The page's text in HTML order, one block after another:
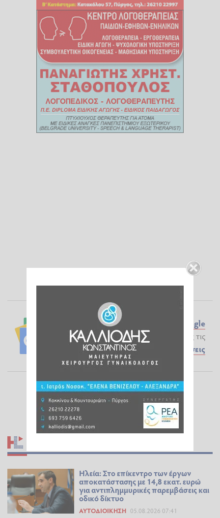
Ακολουθήστε το ilialive.gr στο
Google
News και μάθετε πρώτοι όλες τις
Ειδήσεις
Ηλεία: Στο επίκεντρο των έργων
αποκατάστασης με 14,8 εκατ. ευρώ
για αντιπλημμυρικές παρεμβάσεις και
οδικό δίκτυο
ΑΥΤΟΔΙΟΊΚΗΣΗ 05.08.2026 07:41